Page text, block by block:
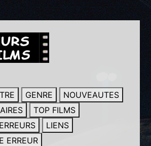
GENRE
NOUVEAUTES
TOP FILMS
LIENS
ERREUR